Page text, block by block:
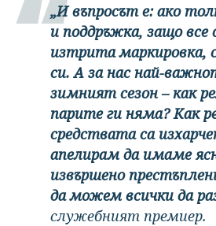
„И въпросът е: ако
и поддръжка, защо
изтрита маркировка,
си. А за нас най-
зимният сезон – как
парите ги няма? Как
средствата са
апелирам да имаме
извършено
да можем всички да
служебният премиер.